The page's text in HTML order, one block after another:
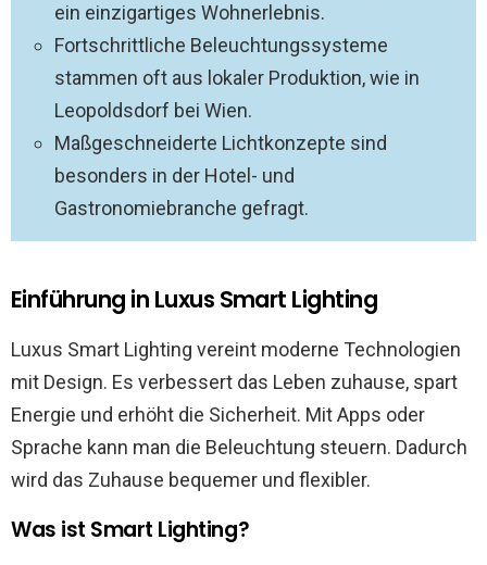
ein einzigartiges Wohnerlebnis.
Fortschrittliche Beleuchtungssysteme
stammen oft aus lokaler Produktion, wie in
Leopoldsdorf bei Wien.
Maßgeschneiderte Lichtkonzepte sind
besonders in der Hotel- und
Gastronomiebranche gefragt.
Einführung in Luxus Smart Lighting
Luxus Smart Lighting vereint moderne Technologien
mit Design. Es verbessert das Leben zuhause, spart
Energie und erhöht die Sicherheit. Mit Apps oder
Sprache kann man die Beleuchtung steuern. Dadurch
wird das Zuhause bequemer und flexibler.
Was ist Smart Lighting?